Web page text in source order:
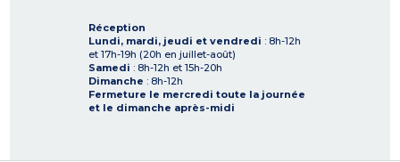
Réception
Lundi, mardi, jeudi et vendredi : 8h-12h
et 17h-19h (20h en juillet-août)
Samedi : 8h-12h et 15h-20h
Dimanche : 8h-12h
Fermeture le mercredi toute la journée
et le dimanche après-midi